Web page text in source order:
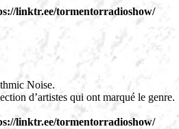
linktr.ee/tormentorradioshow/
Noise.
d’artistes qui ont marqué le genre.
linktr.ee/tormentorradioshow/